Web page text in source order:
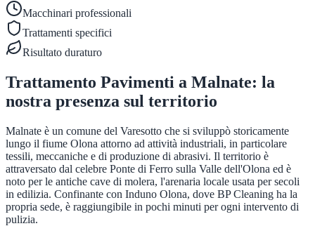
Macchinari professionali
Trattamenti specifici
Risultato duraturo
Trattamento Pavimenti a Malnate: la
nostra presenza sul territorio
Malnate è un comune del Varesotto che si sviluppò storicamente
lungo il fiume Olona attorno ad attività industriali, in particolare
tessili, meccaniche e di produzione di abrasivi. Il territorio è
attraversato dal celebre Ponte di Ferro sulla Valle dell'Olona ed è
noto per le antiche cave di molera, l'arenaria locale usata per secoli
in edilizia. Confinante con Induno Olona, dove BP Cleaning ha la
propria sede, è raggiungibile in pochi minuti per ogni intervento di
pulizia.